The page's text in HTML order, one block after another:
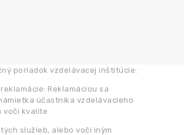
poriadok vzdelávacej inštitúcie:
Reklamáciou sa
účastníka vzdelávacieho
voči kvalite
služieb, alebo voči iným